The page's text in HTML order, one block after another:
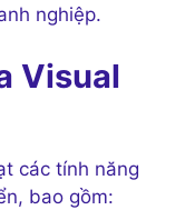
nghiệp.
Visual
các tính năng
bao gồm: